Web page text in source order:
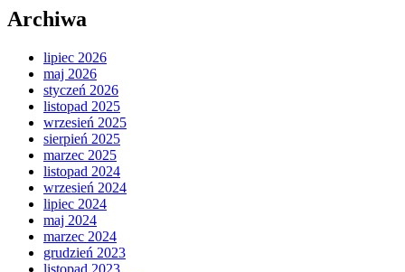
Archiwa
lipiec 2026
maj 2026
styczeń 2026
listopad 2025
wrzesień 2025
sierpień 2025
marzec 2025
listopad 2024
wrzesień 2024
lipiec 2024
maj 2024
marzec 2024
grudzień 2023
listopad 2023